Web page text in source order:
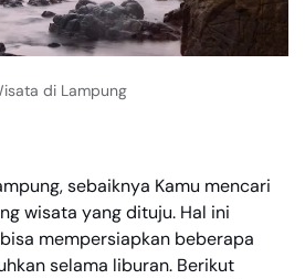
di Lampung
sebaiknya Kamu mencari
wisata yang dituju. Hal ini
mempersiapkan beberapa
selama liburan. Berikut